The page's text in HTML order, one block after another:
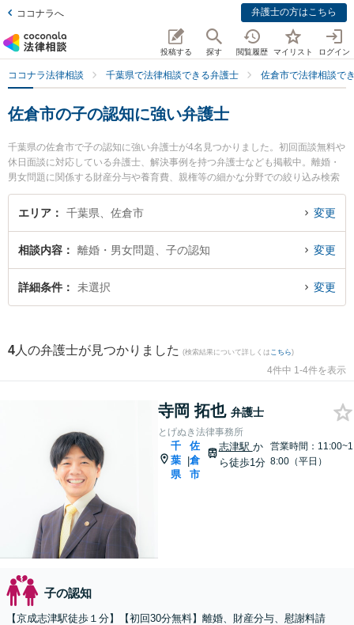
ココナラへ 弁護士の方はこちら
投稿する 探す 閲覧履歴 マイリスト ログイン
ココナラ法律相談 千葉県で法律相談できる弁護士 佐倉市で法律相談で
佐倉市の子の認知に強い弁護士
千葉県の佐倉市で子の認知に強い弁護士が4名見つかりました。初回面談無料や
休日面談に対応している弁護士、解決事例を持つ弁護士なども掲載中。離婚・
男女問題に関係する財産分与や養育費、親権等の細かな分野での絞り込み検索
もでき便利です。特にとげぬき法律事務所の寺岡 拓也弁護士や礒野史大法律事
務所の礒野 史大弁護士、中村・柴田法律事務所の柴田 亮太弁護士のプロフィー
ラブル解決の実績豊富な近くの弁護士を検索したい』『初回相談無料で子の認
知を法律相談できる佐倉市内の弁護士に相談予約したい』などでお困りの相談
者さんにおすすめです。
エリア 千葉県、佐倉市 変更
相談内容 離婚・男女問題、子の認知 変更
詳細条件 未選択 変更
4 人の弁護士が見つかりました (検索結果について詳しくは こちら)
4件中 1-4件を表示
寺岡 拓也 弁護士
とげぬき法律事務所
千
葉
県
|
佐
倉
市
志津駅 か
ら徒歩1分
営業時間：11:00~1
8:00（平日）
子の認知
【京成志津駅徒歩１分】【初回30分無料】離婚、財産分与、慰謝料請